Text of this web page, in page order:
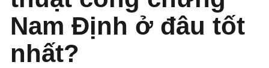
Nam Định ở đâu tốt
nhất?